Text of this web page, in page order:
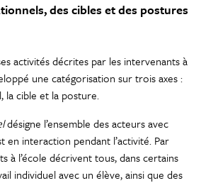
des cibles et des postures
activités décrites par les intervenants à
une catégorisation sur trois axes :
la cible et la posture.
désigne l’ensemble des acteurs avec
en interaction pendant l’activité. Par
à l’école décrivent tous, dans certains
individuel avec un élève, ainsi que des